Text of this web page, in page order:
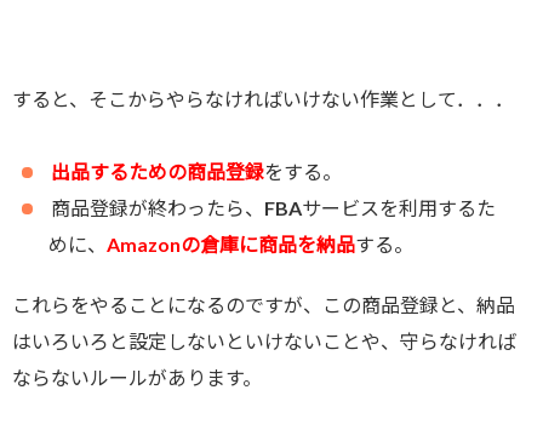
すると、そこからやらなければいけない作業として．．．
出品するための商品登録をする。
商品登録が終わったら、FBAサービスを利用するた
めに、 Amazonの倉庫に商品を納品する。
これらをやることになるのですが、この商品登録と、納品
はいろいろと設定しないといけないことや、守らなければ
ならないルールがあります。